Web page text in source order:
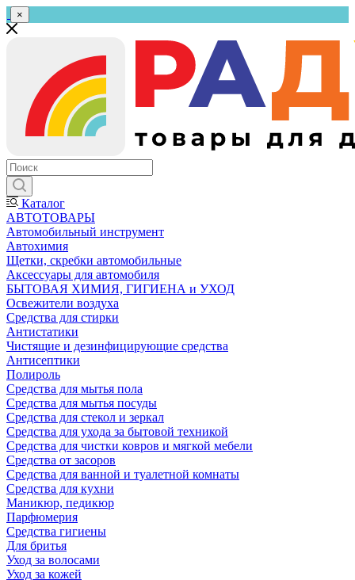
×
Каталог
АВТОТОВАРЫ
Автомобильный инструмент
Автохимия
Щетки, скребки автомобильные
Аксессуары для автомобиля
БЫТОВАЯ ХИМИЯ, ГИГИЕНА и УХОД
Освежители воздуха
Средства для стирки
Антистатики
Чистящие и дезинфицирующие средства
Антисептики
Полироль
Средства для мытья пола
Средства для мытья посуды
Средства для стекол и зеркал
Средства для ухода за бытовой техникой
Средства для чистки ковров и мягкой мебели
Средства от засоров
Средства для ванной и туалетной комнаты
Средства для кухни
Маникюр, педикюр
Парфюмерия
Средства гигиены
Для бритья
Уход за волосами
Уход за кожей